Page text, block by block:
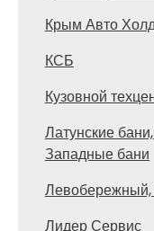
Крым Авто
КСБ
Кузовной
Латунские
Западные бани
Левобережный,
Лидер Сервис